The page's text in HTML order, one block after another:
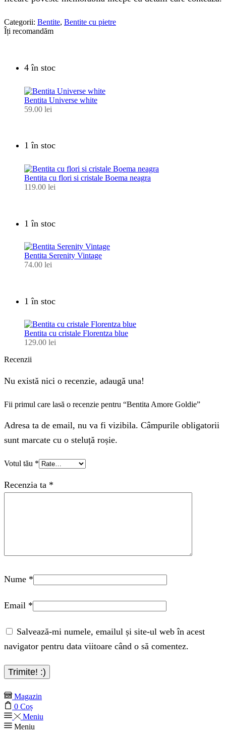
Categorii: Bentite, Bentite cu pietre
Îți recomandăm
4 în stoc
Bentita Universe white
59.00 lei
1 în stoc
Bentita cu flori si cristale Boema neagra
119.00 lei
1 în stoc
Bentita Serenity Vintage
74.00 lei
1 în stoc
Bentita cu cristale Florentza blue
129.00 lei
Recenzii
Nu există nici o recenzie, adaugă una!
Fii primul care lasă o recenzie pentru “Bentita Amore Goldie”
Adresa ta de email, nu va fi vizibila. Câmpurile obligatorii
sunt marcate cu o steluță roșie.
Votul tău *
Recenzia ta *
Nume *
Email *
Salvează-mi numele, emailul și site-ul web în acest
navigator pentru data viitoare când o să comentez.
Magazin
0 Coș
Meniu
Meniu